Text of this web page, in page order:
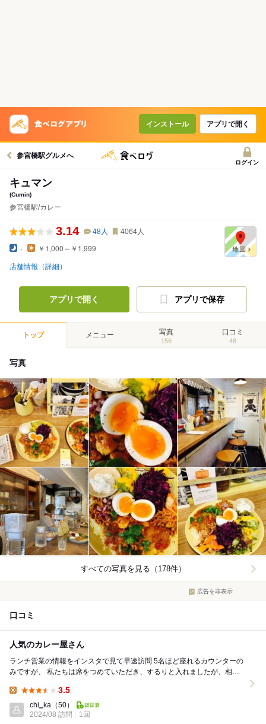
インストール アプリで開く
参宮橋駅グルメへ
ログイン
キュマン
(Cumin)
参宮橋駅/カレー
3.14 48人 4064人
- ￥1,000～￥1,999
店舗情報（詳細）
アプリで開く アプリで保存
トップ メニュー 写真
156
口コミ
48
写真
すべての写真を見る（178件）
広告を非表示
口コミ
人気のカレー屋さん
ランチ営業の情報をインスタで見て早速訪問 5名ほど座れるカウンターの
みですが、 私たちは席をつめていただき、するりと入れましたが、相変
3.5
chi‗ka （50）
2024/08 訪問
1回